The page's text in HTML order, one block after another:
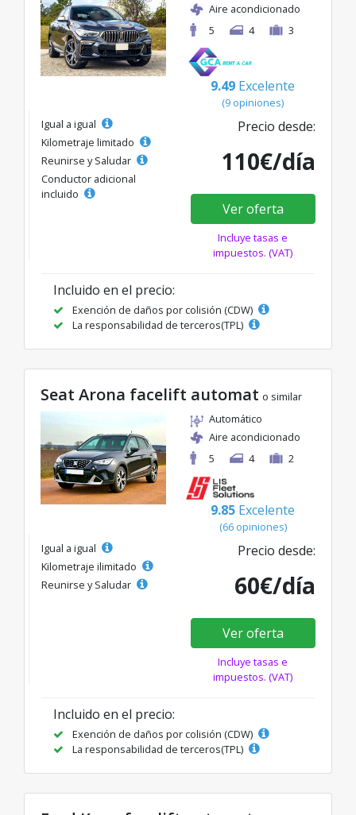
Aire acondicionado
5
4 3
9.49 Excelente
(9 opiniones)
Igual a igual
Kilometraje limitado
Reunirse y Saludar
Conductor adicional
incluido
Precio desde:
110€/día
Ver oferta
Incluye tasas e
impuestos. (VAT)
Incluido en el precio:
Exención de daños por colisión (CDW)
La responsabilidad de terceros(TPL)
Seat Arona facelift automat o similar
Automático
Aire acondicionado
5
4 2
9.85 Excelente
(66 opiniones)
Igual a igual
Kilometraje ilimitado
Reunirse y Saludar
Precio desde:
60€/día
Ver oferta
Incluye tasas e
impuestos. (VAT)
Incluido en el precio:
Exención de daños por colisión (CDW)
La responsabilidad de terceros(TPL)